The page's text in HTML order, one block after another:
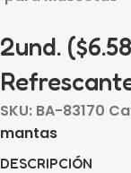
2und.
SKU: BA-83170
mantas
DESCRIPCIÓN